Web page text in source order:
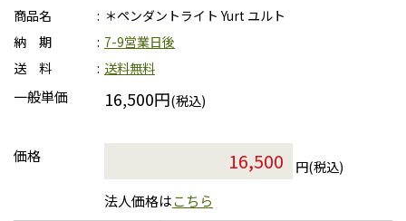
商品名
＊ペンダントライト Yurt ユルト
納 期
7-9営業日後
送 料
送料無料
一般単価 16,500円(税込)
価格
円(税込)
法人価格はこちら